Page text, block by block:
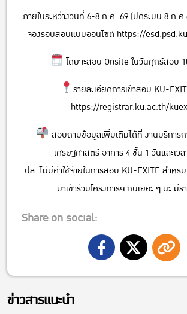
ภายในระหว่างวันที่ 6-8 ก.ค. 69 (ปิดระบบ 8 ก.ค
จองรอบสอบแบบออนไซต์ https://
โดยจะสอบ Onsite ในวันศุกร์สอบ
รายละเอียดการเข้าสอบ KU-
https://registrar.ku.ac.th/
สอบถามข้อมูลเพิ่มเติมได้ที่ งานบริการ
เศรษฐศาสตร์ อาคาร 4 ชั้น 1 วันและเว
ปล. ไม่มีค่าใช้จ่ายในการสอบ KU-EXITE สำห
.มาเข้าร่วมโครงการฯ กันเยอะ ๆ นะ มีร
Share on social:
ข่าวสารแนะนำ